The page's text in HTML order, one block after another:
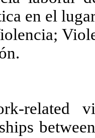
en el
related